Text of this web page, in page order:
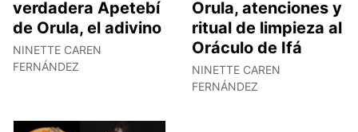
verdadera Apetebí
de Orula, el adivino
NINETTE CAREN
FERNÁNDEZ
Orula, atenciones y
ritual de limpieza al
Oráculo de Ifá
NINETTE CAREN
FERNÁNDEZ